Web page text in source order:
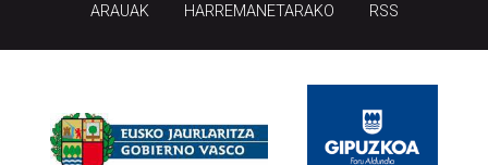
ARAUAK HARREMANETARAKO RSS